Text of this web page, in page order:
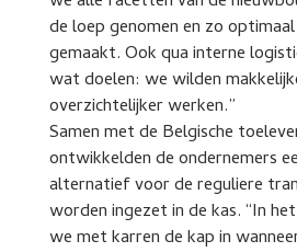
de loep genomen en zo
gemaakt. Ook qua interne
wat doelen: we wilden
overzichtelijker werken.”
Samen met de Belgische
ontwikkelden de ondernemers
alternatief voor de reguliere
worden ingezet in de kas. “In
we met karren de kap in